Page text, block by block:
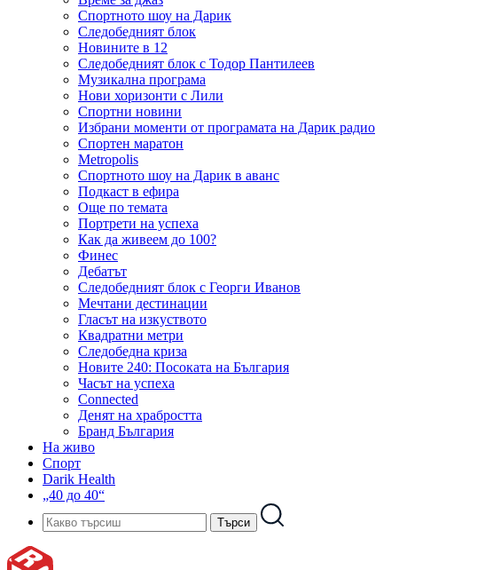
Спортното шоу на Дарик
Следобедният блок
Новините в 12
Следобедният блок с Тодор Пантилеев
Музикална програма
Нови хоризонти с Лили
Спортни новини
Избрани моменти от програмата на Дарик радио
Спортен маратон
Metropolis
Спортното шоу на Дарик в аванс
Подкаст в ефира
Още по темата
Портрети на успеха
Как да живеем до 100?
Финес
Дебатът
Следобедният блок с Георги Иванов
Мечтани дестинации
Гласът на изкуството
Квадратни метри
Следобедна криза
Новите 240: Посоката на България
Часът на успеха
Connected
Денят на храбростта
Бранд България
На живо
Спорт
Darik Health
„40 до 40“